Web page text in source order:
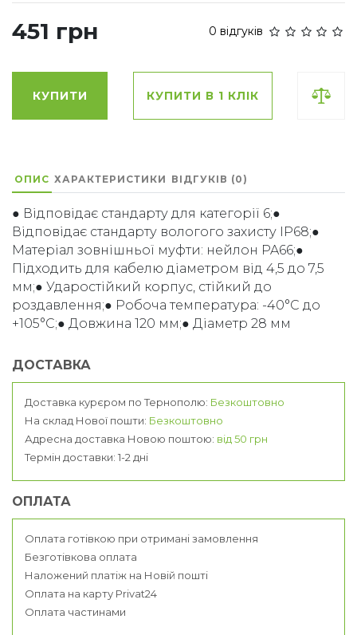
451 грн 0 відгуків
КУПИТИ КУПИТИ В 1 КЛІК
ОПИС ХАРАКТЕРИСТИКИ ВІДГУКІВ (0)
● Відповідає стандарту для категорії 6;●
Відповідає стандарту вологого захисту IP68;●
Матеріал зовнішньої муфти: нейлон PA66;●
Підходить для кабелю діаметром від 4,5 до 7,5
мм;● Ударостійкий корпус, стійкий до
роздавлення;● Робоча температура: -40°C до
+105°C;● Довжина 120 мм;● Діаметр 28 мм
ДОСТАВКА
Доставка курєром по Тернополю: Безкоштовно
На склад Нової пошти: Безкоштовно
Адресна доставка Новою поштою: від 50 грн
Термін доставки: 1-2 дні
ОПЛАТА
Оплата готівкою при отримані замовлення
Безготівкова оплата
Наложений платіж на Новій пошті
Оплата на карту Privat24
Оплата частинами